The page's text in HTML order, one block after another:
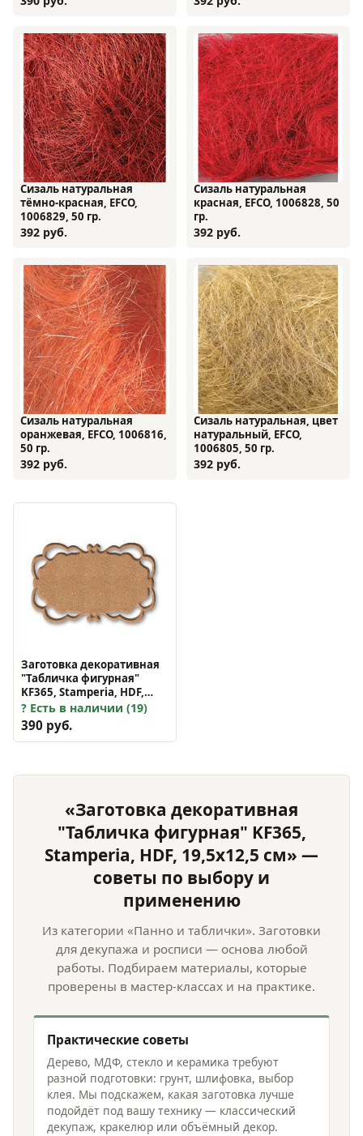
Сизаль натуральная
тёмно-красная, EFCO,
1006829, 50 гр.
392 руб.
Сизаль натуральная
красная, EFCO, 1006828, 50
гр.
392 руб.
Сизаль натуральная
оранжевая, EFCO, 1006816,
50 гр.
392 руб.
Сизаль натуральная, цвет
натуральный, EFCO,
1006805, 50 гр.
392 руб.
Заготовка декоративная
"Табличка фигурная"
KF365, Stamperia, HDF,
19,5x12,5 см
Есть в наличии (19)
390 руб.
«Заготовка декоративная
"Табличка фигурная" KF365,
Stamperia, HDF, 19,5x12,5 см» —
советы по выбору и
применению
Из категории «Панно и таблички». Заготовки
для декупажа и росписи — основа любой
работы. Подбираем материалы, которые
проверены в мастер-классах и на практике.
Практические советы
Дерево, МДФ, стекло и керамика требуют
разной подготовки: грунт, шлифовка, выбор
клея. Мы подскажем, какая заготовка лучше
подойдёт под вашу технику — классический
декупаж, кракелюр или объёмный декор.